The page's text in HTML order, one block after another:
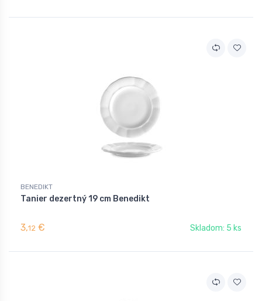
BENEDIKT
Tanier dezertný 19 cm Benedikt
3,12 € Skladom: 5 ks